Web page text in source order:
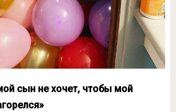
сын не хочет, чтобы мой